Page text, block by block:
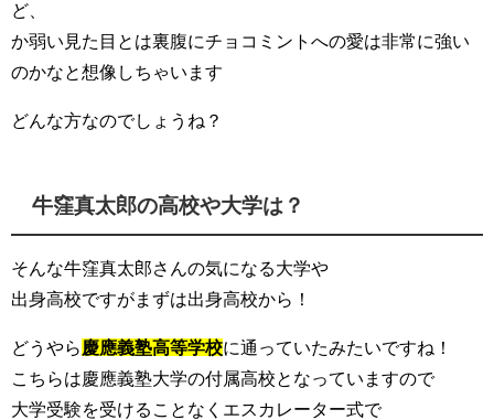
ど、
か弱い見た目とは裏腹にチョコミントへの愛は非常に強い
のかなと想像しちゃいます
どんな方なのでしょうね？
牛窪真太郎の高校や大学は？
そんな牛窪真太郎さんの気になる大学や
出身高校ですがまずは出身高校から！
どうやら 慶應義塾高等学校に通っていたみたいですね！
こちらは慶應義塾大学の付属高校となっていますので
大学受験を受けることなくエスカレーター式で